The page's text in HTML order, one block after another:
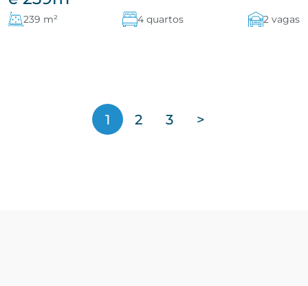
239 m² 4 quartos 2 vagas
1 2 3 >